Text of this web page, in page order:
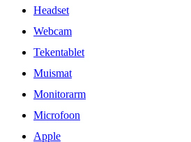
Headset
Webcam
Tekentablet
Muismat
Monitorarm
Microfoon
Apple